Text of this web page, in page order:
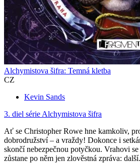
Alchymistova šifra: Temná kletba
CZ
Kevin Sands
3. diel série Alchymistova šifra
Ať se Christopher Rowe hne kamkoliv,
dobrodružství – a vraždy! Dokonce i
skončí nebezpečnou potyčkou. Vrahovi
zůstane po něm jen zlověstná zpráva: